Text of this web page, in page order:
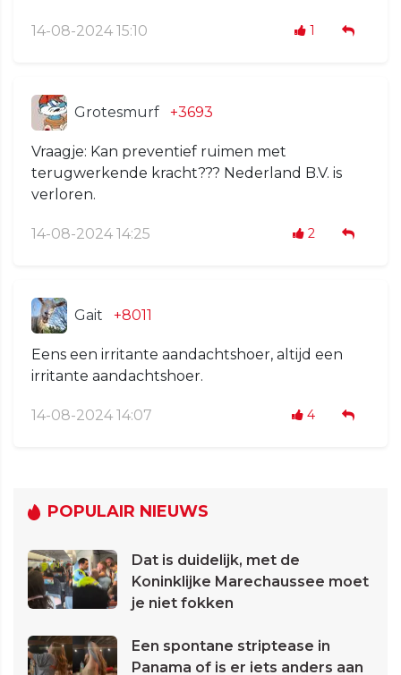
14-08-2024 15:10 1
Grotesmurf +3693
Vraagje: Kan preventief ruimen met
terugwerkende kracht??? Nederland B.V. is
verloren.
14-08-2024 14:25 2
Gait +8011
Eens een irritante aandachtshoer, altijd een
irritante aandachtshoer.
14-08-2024 14:07 4
POPULAIR NIEUWS
Dat is duidelijk, met de
Koninklijke Marechaussee moet
je niet fokken
Een spontane striptease in
Panama of is er iets anders aan